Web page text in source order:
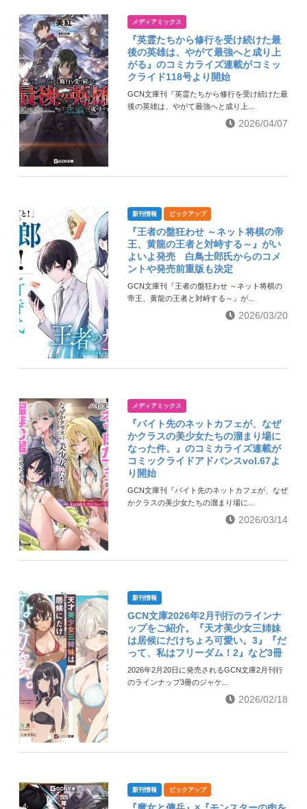
メディアミックス
『英霊たちから修行を受け続けた最
後の英雄は、やがて最強へと成り上
がる』のコミカライズ連載がコミッ
クライド118号より開始
GCN文庫刊『英霊たちから修行を受け続けた最
後の英雄は、やがて最強へと成り上...
2026/04/07
新刊情報 ピックアップ
『王者の盤狂わせ ～ネット将棋の帝
王、黄龍の王者と対峙する～』がい
よいよ発売 白鳥士郎氏からのコメ
ントや発売前重版も決定
GCN文庫刊『王者の盤狂わせ ～ネット将棋の
帝王、黄龍の王者と対峙する～』が...
2026/03/20
メディアミックス
『バイト先のネットカフェが、なぜ
かクラスの美少女たちの溜まり場に
なった件。』のコミカライズ連載が
コミックライドアドバンスvol.67よ
り開始
GCN文庫刊『バイト先のネットカフェが、なぜ
かクラスの美少女たちの溜まり場に...
2026/03/14
新刊情報
GCN文庫2026年2月刊行のラインナ
ップをご紹介。『天才美少女三姉妹
は居候にだけちょろ可愛い。3』『だ
って、私はフリーダム！2』など3冊
2026年2月20日に発売されるGCN文庫2月刊行
のラインナップ3冊のジャケ...
2026/02/18
新刊情報 ピックアップ